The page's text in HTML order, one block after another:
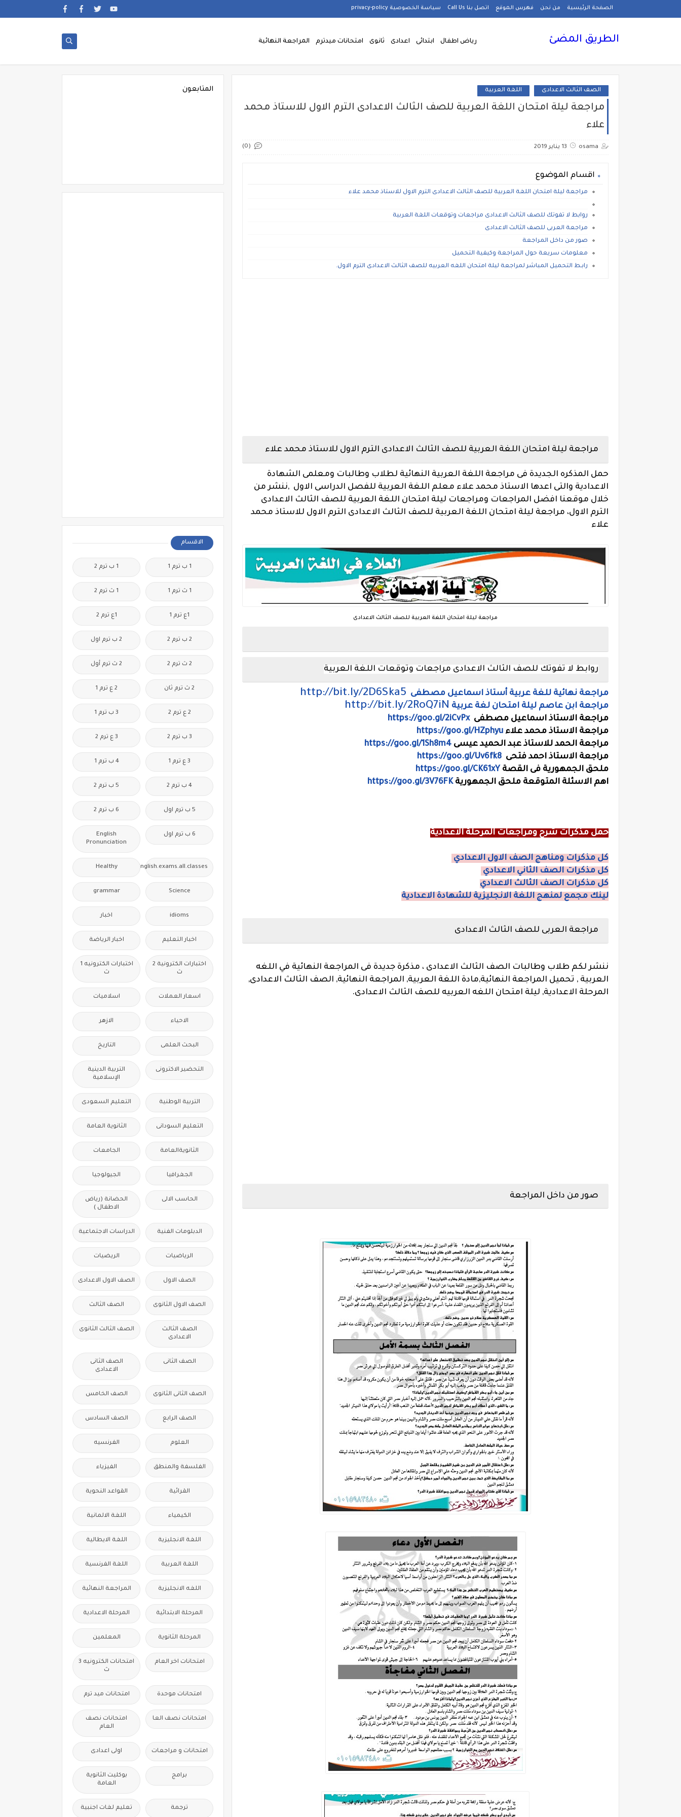
الصفحة الرئيسية من نحن فهرس الموقع اتصل بنا Call Us سياسة الخصوصية privacy-policy
الطريق المضئ رياض اطفال ابتدائى اعدادى ثانوى امتحانات ميدترم المراجعة النهائية
الصف الثالث الاعدادى اللغة العربية
مراجعة ليلة امتحان اللغة العربية للصف الثالث الاعدادى الترم الاول للاستاذ محمد
علاء
osama 13 يناير 2019 (0)
اقسام الموضوع
مراجعة ليلة امتحان اللغة العربية للصف الثالث الاعدادى الترم الاول للاستاذ محمد علاء
روابط لا تفوتك للصف الثالث الاعدادى مراجعات وتوقعات اللغة العربية
مراجعة العربى للصف الثالث الاعدادى
صور من داخل المراجعة
معلومات سريعة حول المراجعة وكيفية التحميل
رابـط التحميل المباشر لمراجعة ليلة امتحان اللغه العربيه للصف الثالث الاعدادى الترم الاول.
مراجعة ليلة امتحان اللغة العربية للصف الثالث الاعدادى الترم الاول للاستاذ محمد علاء
حمل المذكره الجديدة فى مراجعة اللغة العربية النهائية لطلاب وطالبات ومعلمى الشهادة
الاعدادية والتى اعدها الاستاذ محمد علاء معلم اللغة العربية للفصل الدراسى الاول ,ننشر من
خلال موقعنا افضل المراجعات ومراجعات ليلة امتحان اللغة العربية للصف الثالث الاعدادى
الترم الاول، مراجعة ليلة امتحان اللغة العربية للصف الثالث الاعدادى الترم الاول للاستاذ محمد
علاء
مراجعة ليلة امتحان اللغة العربية للصف الثالث الاعدادى
روابط لا تفوتك للصف الثالث الاعدادى مراجعات وتوقعات اللغة العربية
مراجعة نهائية للغة عربية أستاذ اسماعيل مصطفى http://bit.ly/2D6Ska5
مراجعة ابن عاصم ليلة امتحان لغة عربية http://bit.ly/2RoQ7iN
مراجعة الاستاذ اسماعيل مصطفىhttps://goo.gl/2iCvPx
مراجعة الاستاذ محمد علاء https://goo.gl/HZphyu
مراجعة الحمد للاستاذ عبد الحميد عيسى https://goo.gl/1Sh8m4
مراجعة الاستاذ احمد فتحى https://goo.gl/Uv6fk8
ملحق الجمهورية فى القصة https://goo.gl/CK61xY
اهم الاسئلة المتوقعة ملحق الجمهوريةhttps://goo.gl/3V76FK
حمل مذكرات شرح ومراجعات المرحلة الاعدادية
كل مذكرات ومناهج الصف الاول الاعدادي
كل مذكرات الصف الثاني الاعدادي
كل مذكرات الصف الثالث الاعدادي
لينك مجمع لمنهج اللغة الانجليزية للشهادة الاعدادية
مراجعة العربى للصف الثالث الاعدادى
ننشر لكم طلاب وطالبات الصف الثالث الاعدادى ، مذكرة جديدة فى المراجعة النهائية في اللغه
العربية , تحميل المراجعة النهائية,مادة اللغة العربية, المراجعة النهائية, الصف الثالث الاعدادى,
المرحلة الاعدادية, ليلة امتحان اللغه العربيه للصف الثالث الاعدادى.
صور من داخل المراجعة
المتابعون
الاقسام
1 ب ترم 1 1 ب ترم 2
1 ث ترم 1 1 ث ترم 2
1ع ترم 1 1ع ترم 2
2 ب ترم 2 2 ب ترم اول
2 ث ترم 2 2 ث ترم أول
2 ث ترم ثان 2 ع ترم 1
2 ع ترم 2 3 ب ترم 1
3 ب ترم 2 3 ع ترم 2
3 ع ترم 1 4 ب ترم 1
4 ب ترم 2 5 ب ترم 2
5 ب ترم اول 6 ب ترم 2
6 ب ترم اول
English
Pronunciation
Free.English.exams.all.classes
Healthy
Science
grammar
idioms اخبار
اخبار التعليم اخبار الرياضة
اختبارات الكترونية 2
ث
اختبارات الكترونيه 1
ث
اسعار العملات اسلاميات
الاحياء الازهر
البحث العلمى التاريخ
التحضير الاكترونى
التربية الدينية
الإسلامية
التربية الوطنية التعليم السعودى
التعليم السودانى الثانوية العامة
الثانويةالعامة الجامعات
الجغرافيا الجيولوجيا
الحاسب الالى
الحضانة (رياض
الاطفال )
الدبلومات الفنية الدراسات الاجتماعية
الرياضيات الريضيات
الصف الاول الصف الاول الاعدادى
الصف الاول الثانوى الصف الثالث
الصف الثالث
الاعدادى
الصف الثالث الثانوى
الصف الثانى
الصف الثانى
الاعدادى
الصف الثانى الثانوى الصف الخامس
الصف الرابع الصف السادس
العلوم الفرنسيه
الفلسفة والمنطق الفيزياء
القرائية القواعد النحوية
الكيمياء اللغة الالمانية
اللغة الانجليزية اللغة الايطالية
اللغة العربية اللغة الفرنسية
اللغه الانجليزية المراجعة النهائية
المرحلة الابتدائية المرحلة الاعدادية
المرحلة الثانوية المعلمين
امتحانات اخر العام
امتحانات الكترونيه 3
ث
امتحانات موحدة امتحانات ميد ترم
امتحانات نصف العا
امتحانات نصف
العام
امتحانات و مراجعات اولى اعدادى
برامج
بوكليت الثانوية
العامة
ترجمة تعليم لغات اجنبية